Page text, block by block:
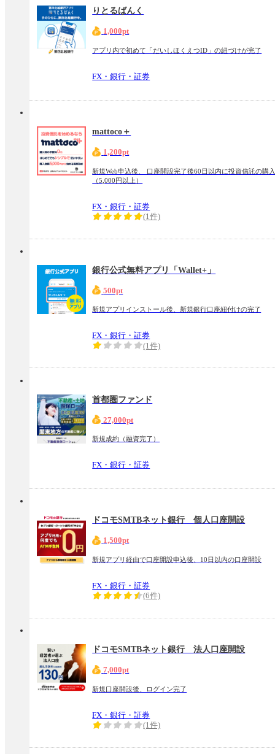
りとるばんく
1,000pt
アプリ内で初めて「だいしほくえつID」の紐づけが完了
FX・銀行・証券
mattoco＋
1,200pt
新規Web申込後、 口座開設完了後60日以内に投資信託の購
（5,000円以上）
FX・銀行・証券
(1件)
銀行公式無料アプリ「Wallet+」
500pt
新規アプリインストール後、新規銀行口座紐付けの完了
FX・銀行・証券
(1件)
首都圏ファンド
27,000pt
新規成約（融資完了）
FX・銀行・証券
ドコモSMTBネット銀行 個人口座開設
1,500pt
新規アプリ経由で口座開設申込後、10日以内の口座開設
FX・銀行・証券
(6件)
ドコモSMTBネット銀行 法人口座開設
7,000pt
新規口座開設後、ログイン完了
FX・銀行・証券
(1件)